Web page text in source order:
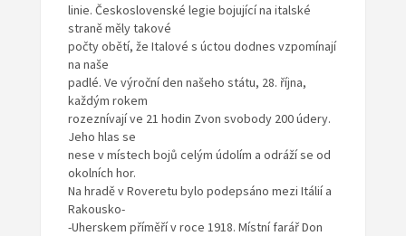
linie. Československé legie bojující na italské
straně měly takové
počty obětí, že Italové s úctou dodnes vzpomínají
na naše
padlé. Ve výroční den našeho státu, 28. října,
každým rokem
rozeznívají ve 21 hodin Zvon svobody 200 údery.
Jeho hlas se
nese v místech bojů celým údolím a odráží se od
okolních hor.
Na hradě v Roveretu bylo podepsáno mezi Itálií a
Rakousko-
-Uherskem příměří v roce 1918. Místní farář Don